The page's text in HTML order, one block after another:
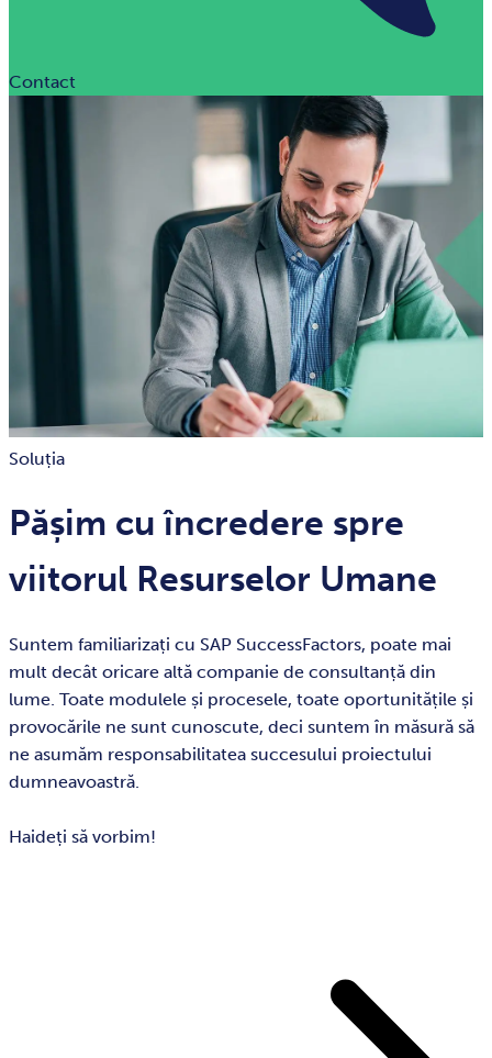
Contact
Soluția
Pășim cu încredere spre
viitorul Resurselor Umane
Suntem familiarizați cu SAP SuccessFactors, poate mai
mult decât oricare altă companie de consultanță din
lume. Toate modulele și procesele, toate oportunitățile și
provocările ne sunt cunoscute, deci suntem în măsură să
ne asumăm responsabilitatea succesului proiectului
dumneavoastră.
Haideți să vorbim!